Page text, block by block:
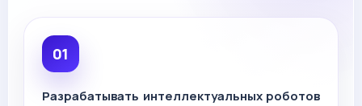
Разрабатывать интеллектуальных роботов